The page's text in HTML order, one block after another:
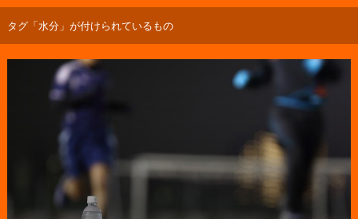
タグ「水分」が付けられているもの